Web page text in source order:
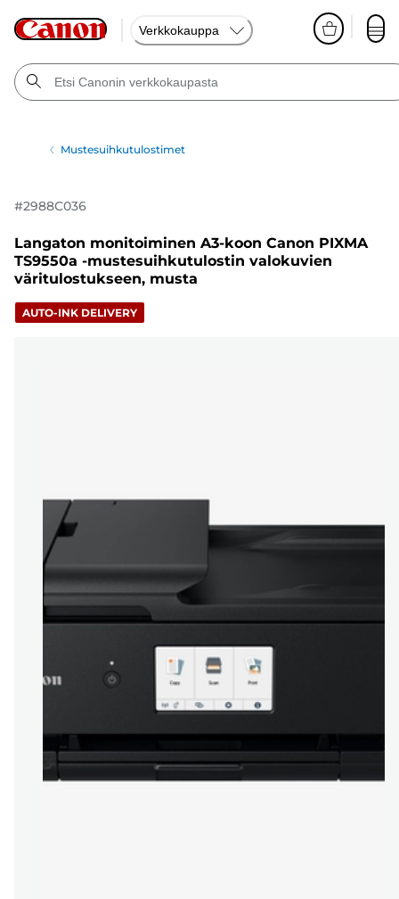
Verkkokauppa
Mustesuihkutulostimet
#2988C036
Langaton monitoiminen A3-koon Canon PIXMA
TS9550a -mustesuihkutulostin valokuvien
väritulostukseen, musta
AUTO-INK DELIVERY